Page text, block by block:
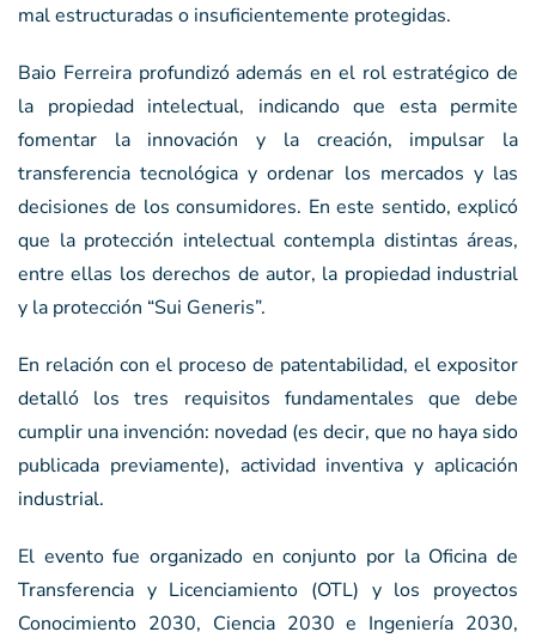
mal estructuradas o insuficientemente protegidas.
Baio Ferreira profundizó además en el rol estratégico de
la propiedad intelectual, indicando que esta permite
fomentar la innovación y la creación, impulsar la
transferencia tecnológica y ordenar los mercados y las
decisiones de los consumidores. En este sentido, explicó
que la protección intelectual contempla distintas áreas,
entre ellas los derechos de autor, la propiedad industrial
y la protección “Sui Generis”.
En relación con el proceso de patentabilidad, el expositor
detalló los tres requisitos fundamentales que debe
cumplir una invención: novedad (es decir, que no haya sido
publicada previamente), actividad inventiva y aplicación
industrial.
El evento fue organizado en conjunto por la Oficina de
Transferencia y Licenciamiento (OTL) y los proyectos
Conocimiento 2030, Ciencia 2030 e Ingeniería 2030,